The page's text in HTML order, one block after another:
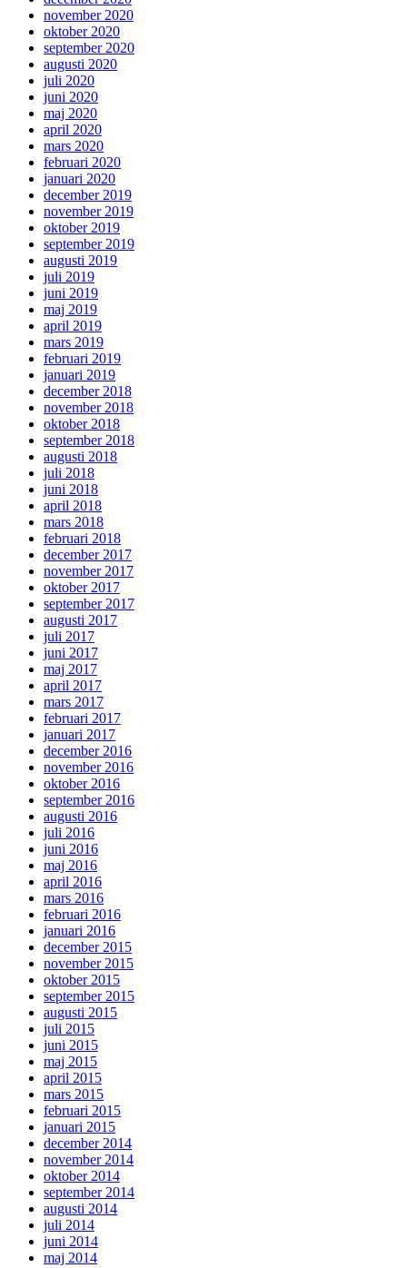
november 2020
oktober 2020
september 2020
augusti 2020
juli 2020
juni 2020
maj 2020
april 2020
mars 2020
februari 2020
januari 2020
december 2019
november 2019
oktober 2019
september 2019
augusti 2019
juli 2019
juni 2019
maj 2019
april 2019
mars 2019
februari 2019
januari 2019
december 2018
november 2018
oktober 2018
september 2018
augusti 2018
juli 2018
juni 2018
april 2018
mars 2018
februari 2018
december 2017
november 2017
oktober 2017
september 2017
augusti 2017
juli 2017
juni 2017
maj 2017
april 2017
mars 2017
februari 2017
januari 2017
december 2016
november 2016
oktober 2016
september 2016
augusti 2016
juli 2016
juni 2016
maj 2016
april 2016
mars 2016
februari 2016
januari 2016
december 2015
november 2015
oktober 2015
september 2015
augusti 2015
juli 2015
juni 2015
maj 2015
april 2015
mars 2015
februari 2015
januari 2015
december 2014
november 2014
oktober 2014
september 2014
augusti 2014
juli 2014
juni 2014
maj 2014